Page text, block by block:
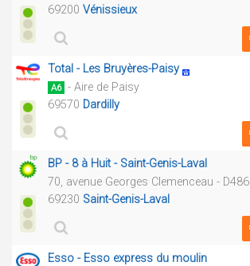
69200 Vénissieux
Total - Les Bruyères-Paisy
A6 - Aire de Paisy
69570 Dardilly
BP - 8 à Huit - Saint-Genis-Laval
70, avenue Georges Clemenceau - D486
69230 Saint-Genis-Laval
Esso - Esso express du moulin